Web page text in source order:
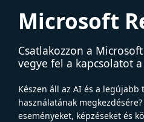
Microsoft
Csatlakozzon a
vegye fel a kapcsolatot
Készen áll az AI és a legújabb
használatának
eseményeket, képzéseket és